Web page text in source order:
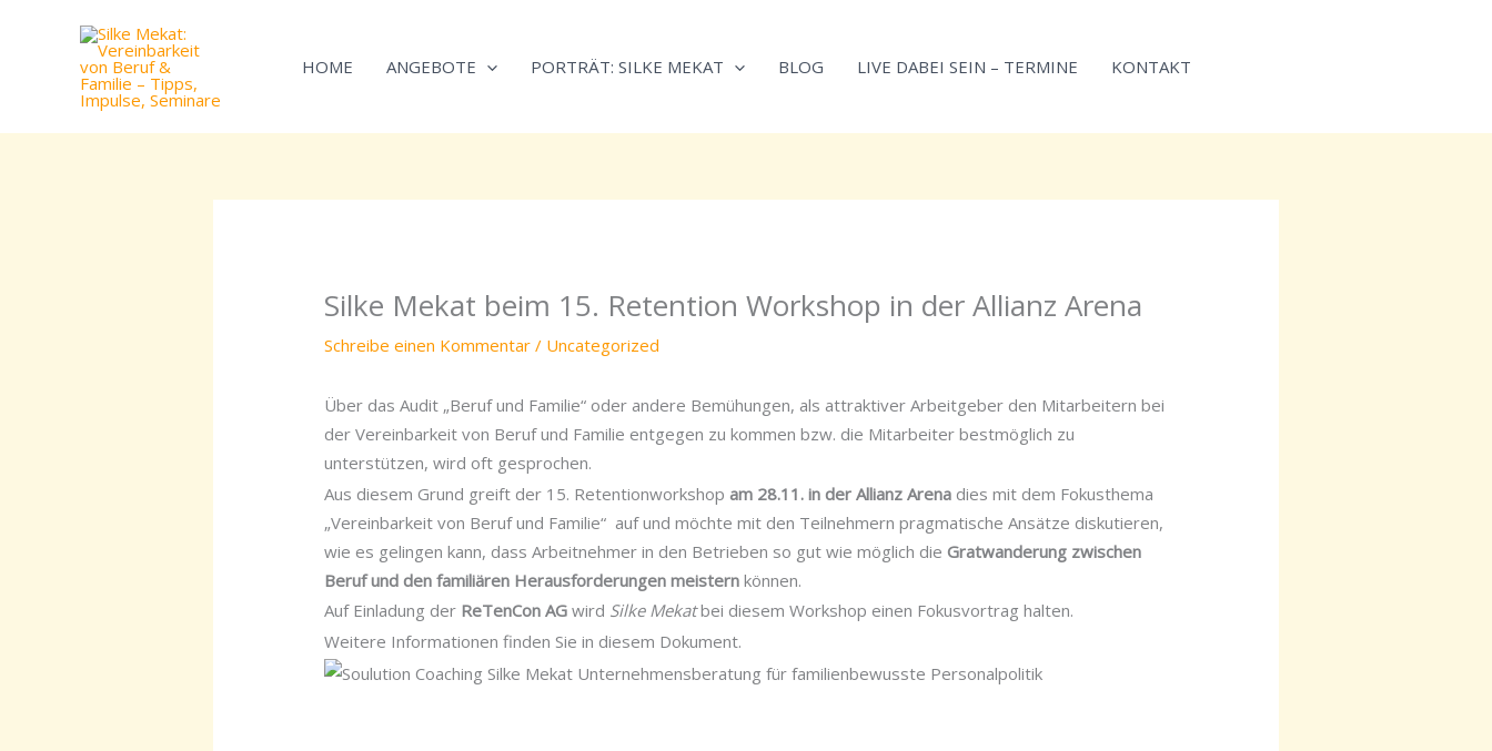
HOME ANGEBOTE PORTRÄT: SILKE MEKAT BLOG LIVE DABEI SEIN – TERMINE KONTAKT
Silke Mekat beim 15. Retention Workshop in der Allianz Arena
Schreibe einen Kommentar / Uncategorized
Über das Audit „Beruf und Familie“ oder andere Bemühungen, als attraktiver Arbeitgeber den Mitarbeitern bei
der Vereinbarkeit von Beruf und Familie entgegen zu kommen bzw. die Mitarbeiter bestmöglich zu
unterstützen, wird oft gesprochen.
Aus diesem Grund greift der 15. Retentionworkshop am 28.11. in der Allianz Arena dies mit dem Fokusthema
„Vereinbarkeit von Beruf und Familie“ auf und möchte mit den Teilnehmern pragmatische Ansätze diskutieren,
wie es gelingen kann, dass Arbeitnehmer in den Betrieben so gut wie möglich die Gratwanderung zwischen
Beruf und den familiären Herausforderungen meistern können.
Auf Einladung der ReTenCon AG wird Silke Mekatbei diesem Workshop einen Fokusvortrag halten.
Weitere Informationen finden Sie in diesem Dokument.
sich
reduzieren
Einfach